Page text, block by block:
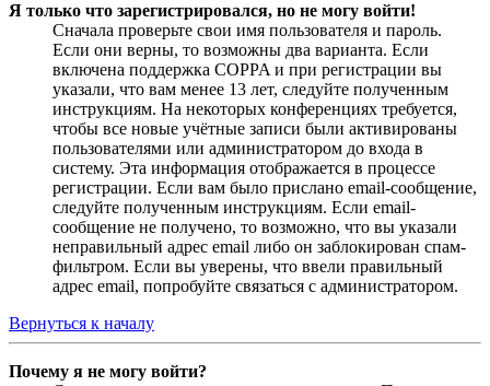
Я только что зарегистрировался, но не могу войти!
Сначала проверьте свои имя пользователя и пароль.
Если они верны, то возможны два варианта. Если
включена поддержка COPPA и при регистрации вы
указали, что вам менее 13 лет, следуйте полученным
инструкциям. На некоторых конференциях требуется,
чтобы все новые учётные записи были активированы
пользователями или администратором до входа в
систему. Эта информация отображается в процессе
регистрации. Если вам было прислано email-сообщение,
следуйте полученным инструкциям. Если email-
сообщение не получено, то возможно, что вы указали
неправильный адрес email либо он заблокирован спам-
фильтром. Если вы уверены, что ввели правильный
адрес email, попробуйте связаться с администратором.
Вернуться к началу
Почему я не могу войти?